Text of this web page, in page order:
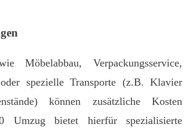
Möbelabbau, Verpackungsservice,
spezielle Transporte (z.B. Klavier
können zusätzliche Kosten
Umzug bietet hierfür spezialisierte